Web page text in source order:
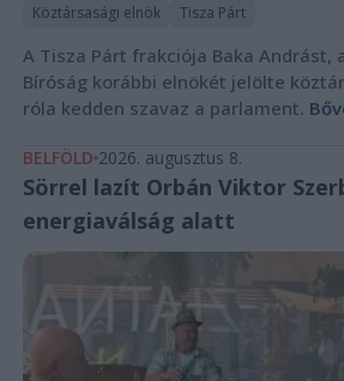
Köztársasági elnök Tisza Párt
A Tisza Párt frakciója Baka Andrást,
Bíróság korábbi elnökét jelölte
róla kedden szavaz a parlament.
BELFÖLD 2026. augusztus 8.
Sörrel lazít Orbán Viktor
energiaválság alatt